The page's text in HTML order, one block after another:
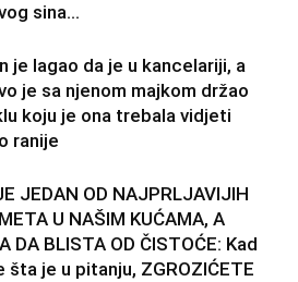
sina...
je lagao da je u kancelariji, a
je sa njenom majkom držao
koju je ona trebala vidjeti
ranije
JEDAN OD NAJPRLJAVIJIH
U NAŠIM KUĆAMA, A
DA BLISTA OD ČISTOĆE: Kad
šta je u pitanju, ZGROZIĆETE